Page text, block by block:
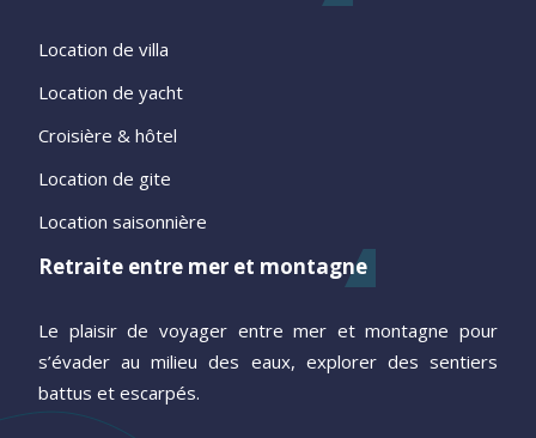
Location de villa
Location de yacht
Croisière & hôtel
Location de gite
Location saisonnière
Retraite entre mer et montagne
Le plaisir de voyager entre mer et montagne pour
s’évader au milieu des eaux, explorer des sentiers
battus et escarpés.